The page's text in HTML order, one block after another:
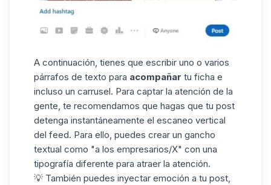
A continuación, tienes que escribir uno o varios
párrafos de texto para acompañar tu ficha e
incluso un carrusel. Para captar la atención de la
gente, te recomendamos que hagas que tu post
detenga instantáneamente el escaneo vertical
del feed. Para ello, puedes crear un gancho
textual como "a los empresarios/X" con una
tipografía diferente para atraer la atención.
💡 También puedes inyectar emoción a tu post,